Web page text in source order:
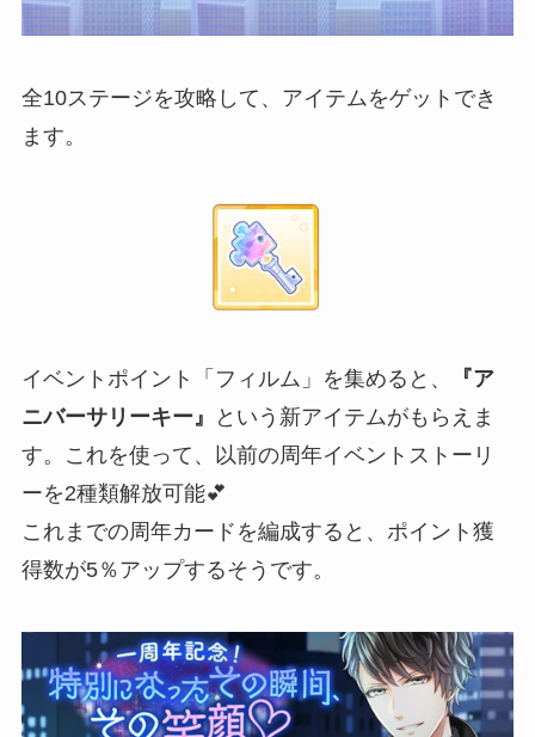
全10ステージを攻略して、アイテムをゲットでき
ます。
イベントポイント「フィルム」を集めると、
『ア
ニバーサリーキー』
という新アイテムがもらえま
す。これを使って、以前の周年イベントストーリ
ーを2種類解放可能💕
これまでの周年カードを編成すると、ポイント獲
得数が5％アップするそうです。